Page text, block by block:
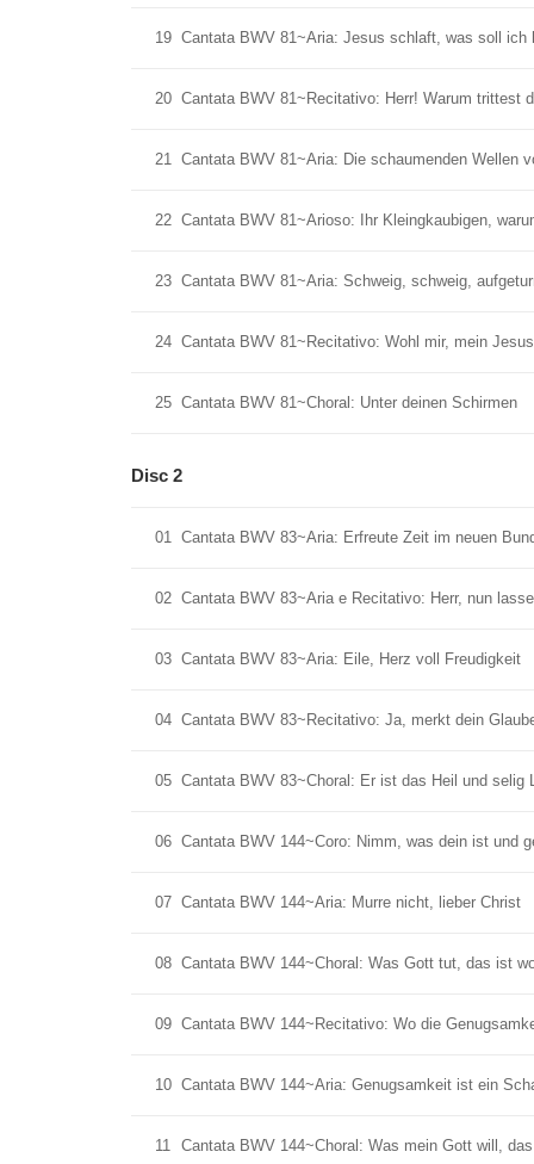
19 Cantata BWV 81~Aria: Jesus schlaft, was soll ich
20 Cantata BWV 81~Recitativo: Herr! Warum trittest
21 Cantata BWV 81~Aria: Die schaumenden Wellen
22 Cantata BWV 81~Arioso: Ihr Kleingkaubigen,
23 Cantata BWV 81~Aria: Schweig, schweig,
24 Cantata BWV 81~Recitativo: Wohl mir, mein
25 Cantata BWV 81~Choral: Unter deinen Schirmen
Disc 2
01 Cantata BWV 83~Aria: Erfreute Zeit im neuen
02 Cantata BWV 83~Aria e Recitativo: Herr, nun
03 Cantata BWV 83~Aria: Eile, Herz voll Freudigkeit
04 Cantata BWV 83~Recitativo: Ja, merkt dein
05 Cantata BWV 83~Choral: Er ist das Heil und selig
06 Cantata BWV 144~Coro: Nimm, was dein ist und
07 Cantata BWV 144~Aria: Murre nicht, lieber Christ
08 Cantata BWV 144~Choral: Was Gott tut, das ist
09 Cantata BWV 144~Recitativo: Wo die
10 Cantata BWV 144~Aria: Genugsamkeit ist ein
11 Cantata BWV 144~Choral: Was mein Gott will,